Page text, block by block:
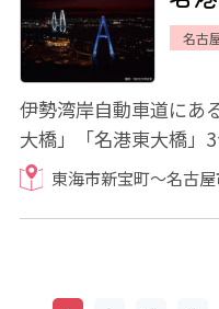
名古
伊勢湾岸自動車道にあ
大橋」「名港東大橋」
トン」。 3つの大橋は
東海市新宝町～名古